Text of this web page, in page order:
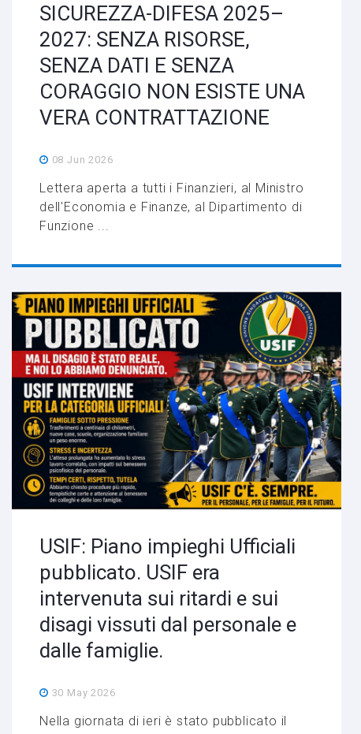
SICUREZZA-DIFESA 2025–
2027: SENZA RISORSE,
SENZA DATI E SENZA
CORAGGIO NON ESISTE UNA
VERA CONTRATTAZIONE
08 Jun 2026
Lettera aperta a tutti i Finanzieri, al Ministro
dell'Economia e Finanze, al Dipartimento di
Funzione ...
USIF: Piano impieghi Ufficiali
pubblicato. USIF era
intervenuta sui ritardi e sui
disagi vissuti dal personale e
dalle famiglie.
30 May 2026
Nella giornata di ieri è stato pubblicato il